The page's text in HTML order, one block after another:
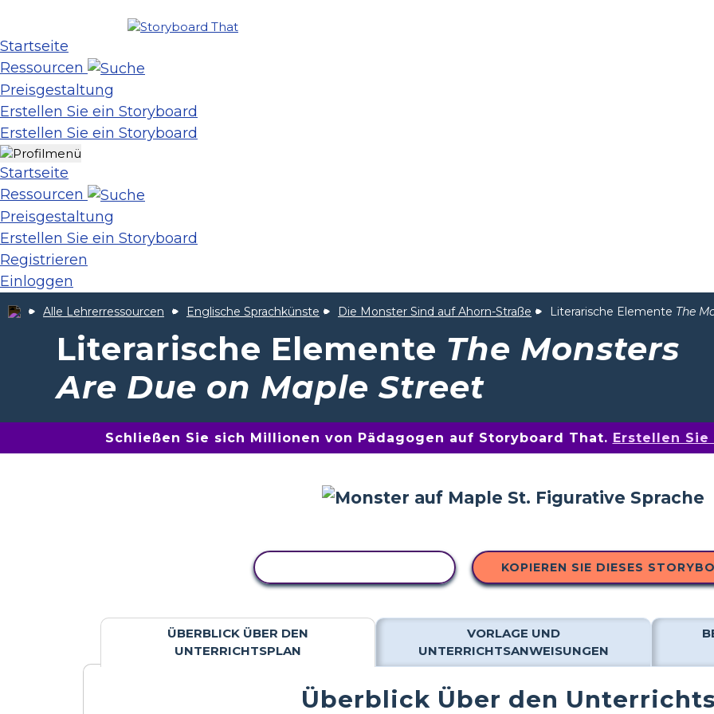
Startseite
Ressourcen
Preisgestaltung
Erstellen Sie ein Storyboard
Erstellen Sie ein Storyboard
Startseite
Ressourcen
Preisgestaltung
Erstellen Sie ein Storyboard
Registrieren
Einloggen
Alle Lehrerressourcen Englische Sprachkünste Die Monster Sind auf Ahorn-Straße Literarische Elemente The
Literarische Elemente The Monsters
Are Due on Maple Street
Schließen Sie sich Millionen von Pädagogen auf Storyboard That. Erstellen
KOPIEREN SIE DIESES
ÜBERBLICK ÜBER DEN
UNTERRICHTSPLAN
VORLAGE UND
UNTERRICHTSANWEISUNGEN
Überblick Über den